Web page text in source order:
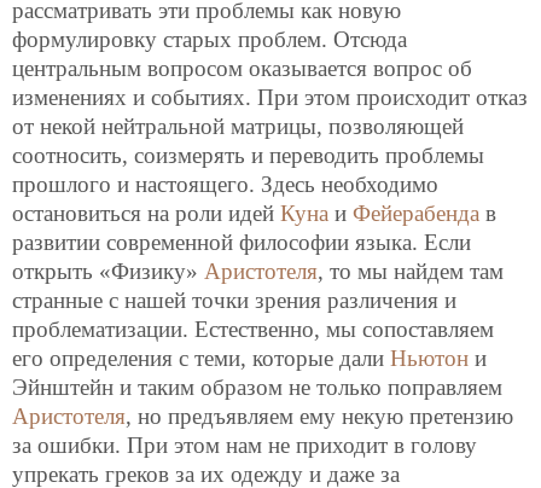
рассматривать эти проблемы как новую
формулировку старых проблем. Отсюда
центральным вопросом оказывается вопрос об
изменениях и событиях. При этом происходит отказ
от некой нейтральной матрицы, позволяющей
соотносить, соизмерять и переводить проблемы
прошлого и настоящего. Здесь необходимо
остановиться на роли идей Куна и Фейерабенда в
развитии современной философии языка. Если
открыть «Физику» Аристотеля, то мы найдем там
странные с нашей точки зрения различения и
проблематизации. Естественно, мы сопоставляем
его определения с теми, которые дали Ньютон и
Эйнштейн и таким образом не только поправляем
Аристотеля, но предъявляем ему некую претензию
за ошибки. При этом нам не приходит в голову
упрекать греков за их одежду и даже за